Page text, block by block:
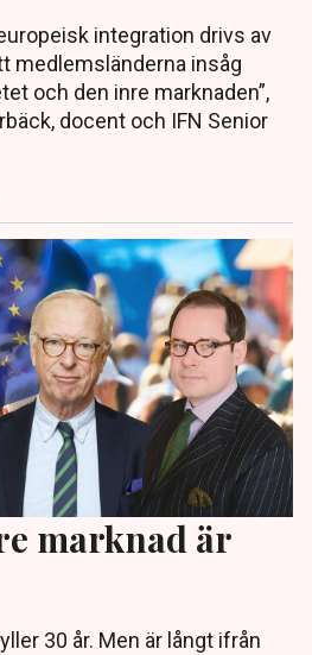
integration drivs av
medlemsländerna insåg
och den inre marknaden”,
docent och IFN Senior
marknad är
30 år. Men är långt ifrån